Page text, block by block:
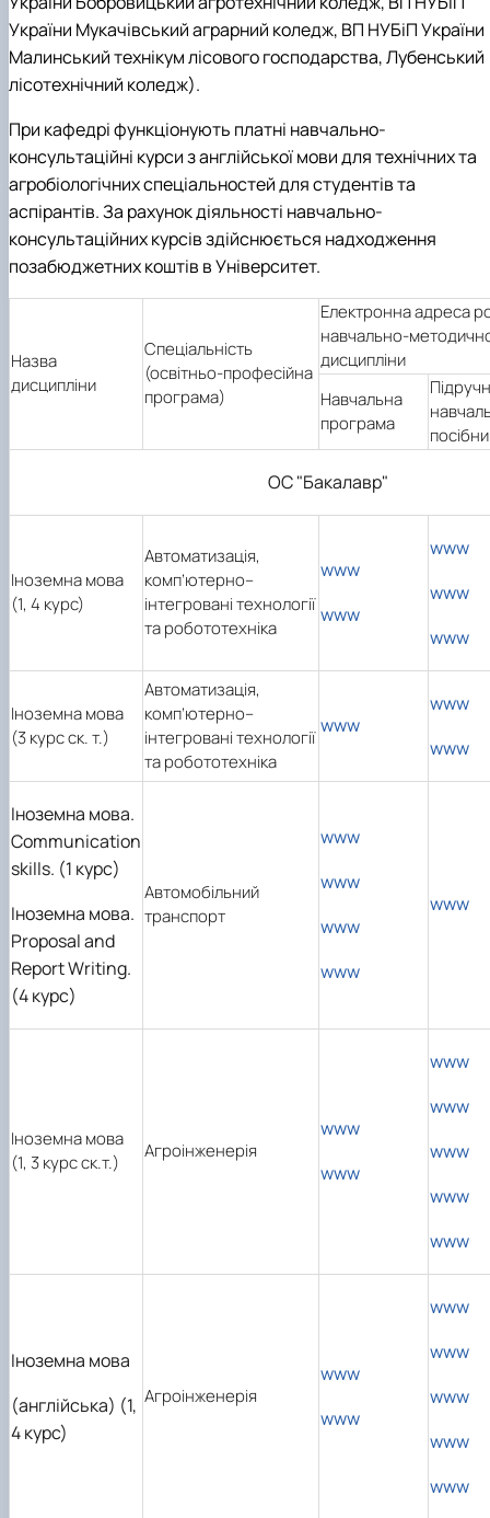
України Мукачівський аграрний коледж, ВП НУБіП України
Малинський технікум лісового господарства, Лубенський
лісотехнічний коледж).
При кафедрі функціонують платні навчально-
консультаційні курси з англійської мови для технічних та
агробіологічних спеціальностей для студентів та
аспірантів. За рахунок діяльності навчально-
консультаційних курсів здійснюється надходження
позабюджетних коштів в Університет.
Назва
дисципліни
Спеціальність
(освітньо-професійна
програма)
Електронна адреса
навчально-
дисципліни
Навчальна
програма
ОС "Бакалавр"
Іноземна мова
(1, 4 курс)
Автоматизація,
комп’ютерно–
інтегровані технології
та робототехніка
www
www
www
www
www
Іноземна мова
(3 курс ск. т.)
Автоматизація,
комп’ютерно–
інтегровані технології
та робототехніка
www
www
www
Іноземна мова.
Communication
skills. (1 курс)
Іноземна мова.
Proposal and
Report Writing.
(4 курс)
Автомобільний
транспорт
www
www
www
www
www
Іноземна мова
(1, 3 курс ск.т.)
Агроінженерія
www
www
www
www
www
www
www
Іноземна мова
(англійська) (1,
4 курс)
Агроінженерія
www
www
www
www
www
www
www